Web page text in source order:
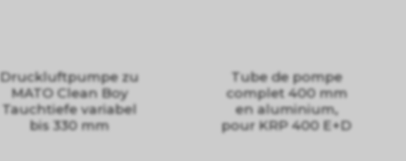
Druckluftpumpe zu
MATO Clean Boy
Tauchtiefe variabel
bis 330 mm
Tube de pompe
complet 400 mm
en aluminium,
pour KRP 400 E+D